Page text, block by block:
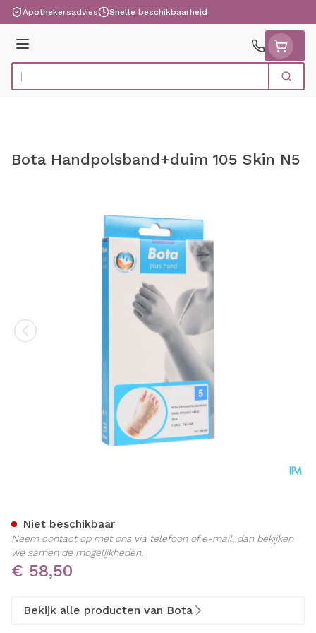
Ga naar de inhoud
Apothekersadvies Snelle beschikbaarheid
Menu
Product, merk, categorie... Zoek
Bota Handpolsband+duim 105 Skin N5
€ 58,50
Niet beschikbaar
Neem contact op met ons via telefoon of e-mail, dan bekijken
we samen de mogelijkheden.
Bekijk alle producten van Bota